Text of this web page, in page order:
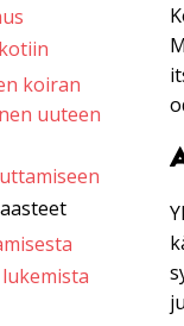
koiran
uuteen